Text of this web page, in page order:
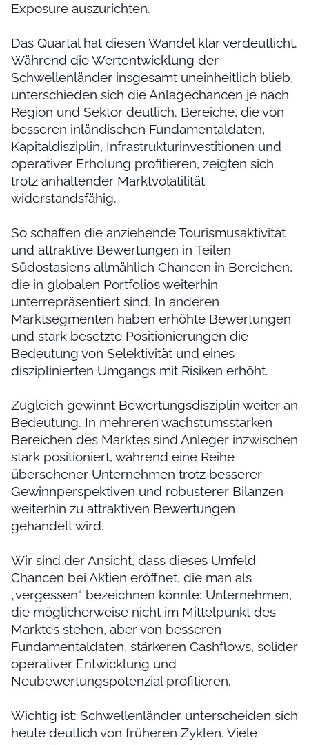
Exposure auszurichten.
Das Quartal hat diesen Wandel klar verdeutlicht.
Während die Wertentwicklung der
Schwellenländer insgesamt uneinheitlich blieb,
unterschieden sich die Anlagechancen je nach
Region und Sektor deutlich. Bereiche, die von
besseren inländischen Fundamentaldaten,
Kapitaldisziplin, Infrastrukturinvestitionen und
operativer Erholung profitieren, zeigten sich
trotz anhaltender Marktvolatilität
widerstandsfähig.
So schaffen die anziehende Tourismusaktivität
und attraktive Bewertungen in Teilen
Südostasiens allmählich Chancen in Bereichen,
die in globalen Portfolios weiterhin
unterrepräsentiert sind. In anderen
Marktsegmenten haben erhöhte Bewertungen
und stark besetzte Positionierungen die
Bedeutung von Selektivität und eines
disziplinierten Umgangs mit Risiken erhöht.
Zugleich gewinnt Bewertungsdisziplin weiter an
Bedeutung. In mehreren wachstumsstarken
Bereichen des Marktes sind Anleger inzwischen
stark positioniert, während eine Reihe
übersehener Unternehmen trotz besserer
Gewinnperspektiven und robusterer Bilanzen
weiterhin zu attraktiven Bewertungen
gehandelt wird.
Wir sind der Ansicht, dass dieses Umfeld
Chancen bei Aktien eröffnet, die man als
„vergessen“ bezeichnen könnte: Unternehmen,
die möglicherweise nicht im Mittelpunkt des
Marktes stehen, aber von besseren
Fundamentaldaten, stärkeren Cashflows, solider
operativer Entwicklung und
Neubewertungspotenzial profitieren.
Wichtig ist: Schwellenländer unterscheiden sich
heute deutlich von früheren Zyklen. Viele